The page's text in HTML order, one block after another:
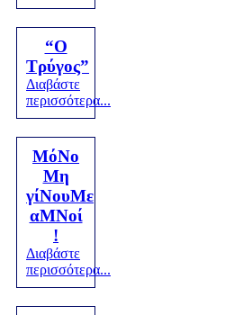
“Ο
Τρύγος”
Διαβάστε
περισσότερα...
ΜόΝο
Μη
γίΝουΜε
αΜΝοί
!
Διαβάστε
περισσότερα...